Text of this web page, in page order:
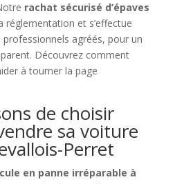
rachat sécurisé d’épaves
réglementation et s’effectue
agréés, pour un
Découvrez comment
à tourner la page
de choisir
sa voiture
Perret
en panne irréparable à